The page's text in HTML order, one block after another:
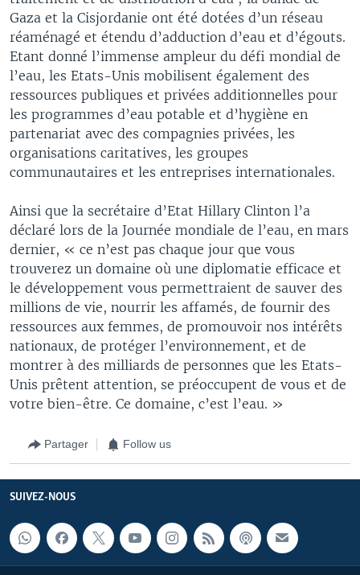
Gaza et la Cisjordanie ont été dotées d’un réseau
réaménagé et étendu d’adduction d’eau et d’égouts.
Etant donné l’immense ampleur du défi mondial de
l’eau, les Etats-Unis mobilisent également des
ressources publiques et privées additionnelles pour
les programmes d’eau potable et d’hygiène en
partenariat avec des compagnies privées, les
organisations caritatives, les groupes
communautaires et les entreprises internationales.
Ainsi que la secrétaire d’Etat Hillary Clinton l’a
déclaré lors de la Journée mondiale de l’eau, en mars
dernier, « ce n’est pas chaque jour que vous
trouverez un domaine où une diplomatie efficace et
le développement vous permettraient de sauver des
millions de vie, nourrir les affamés, de fournir des
ressources aux femmes, de promouvoir nos intérêts
nationaux, de protéger l’environnement, et de
montrer à des milliards de personnes que les Etats-
Unis prêtent attention, se préoccupent de vous et de
votre bien-être. Ce domaine, c’est l’eau. »
Partager Follow us
SUIVEZ-NOUS